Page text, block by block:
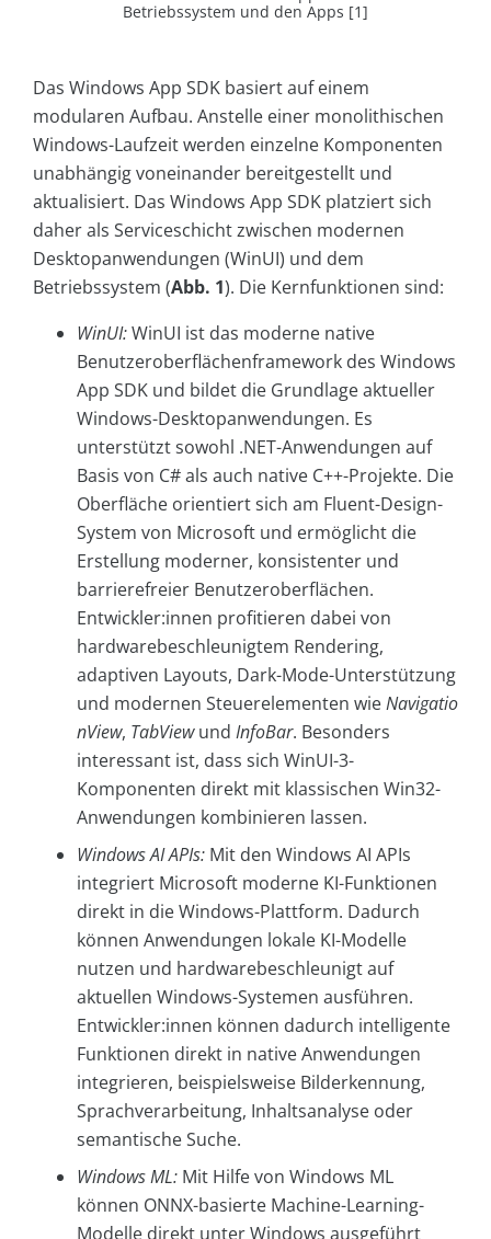
Betriebssystem und den Apps [1]
Das Windows App SDK basiert auf einem
modularen Aufbau. Anstelle einer monolithischen
Windows-Laufzeit werden einzelne Komponenten
unabhängig voneinander bereitgestellt und
aktualisiert. Das Windows App SDK platziert sich
daher als Serviceschicht zwischen modernen
Desktopanwendungen (WinUI) und dem
Betriebssystem (Abb. 1). Die Kernfunktionen sind:
WinUI:WinUI ist das moderne native
Benutzeroberflächenframework des Windows
App SDK und bildet die Grundlage aktueller
Windows-Desktopanwendungen. Es
unterstützt sowohl .NET-Anwendungen auf
Basis von C# als auch native C++-Projekte. Die
Oberfläche orientiert sich am Fluent-Design-
System von Microsoft und ermöglicht die
Erstellung moderner, konsistenter und
barrierefreier Benutzeroberflächen.
Entwickler:innen profitieren dabei von
hardwarebeschleunigtem Rendering,
adaptiven Layouts, Dark-Mode-Unterstützung
und modernen Steuerelementen wieNavigatio
nView, TabViewund InfoBar. Besonders
interessant ist, dass sich WinUI-3-
Komponenten direkt mit klassischen Win32-
Anwendungen kombinieren lassen.
Windows AI APIs: Mit den Windows AI APIs
integriert Microsoft moderne KI-Funktionen
direkt in die Windows-Plattform. Dadurch
können Anwendungen lokale KI-Modelle
nutzen und hardwarebeschleunigt auf
aktuellen Windows-Systemen ausführen.
Entwickler:innen können dadurch intelligente
Funktionen direkt in native Anwendungen
integrieren, beispielsweise Bilderkennung,
Sprachverarbeitung, Inhaltsanalyse oder
semantische Suche.
Windows ML: Mit Hilfe von Windows ML
können ONNX-basierte Machine-Learning-
Modelle direkt unter Windows ausgeführt